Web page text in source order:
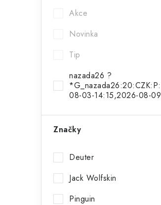
e
Akce
Novinka
Tip
nazada26 ?
08-03-14:15,2026-08-
Značky
Deuter
Jack Wolfskin
Pinguin